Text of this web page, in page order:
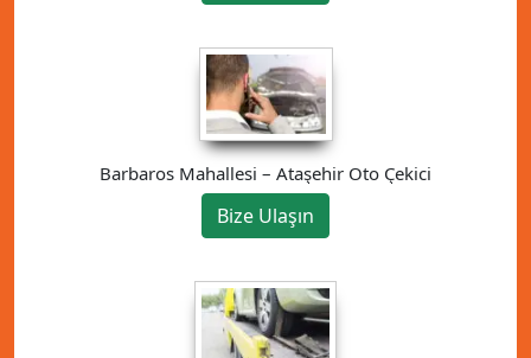
Barbaros Mahallesi – Ataşehir Oto Çekici
Bize Ulaşın